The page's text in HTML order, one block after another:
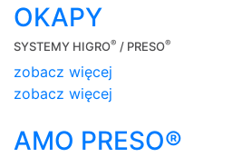
OKAPY
SYSTEMY HIGRO® / PRESO®
zobacz więcej
zobacz więcej
AMO PRESO®